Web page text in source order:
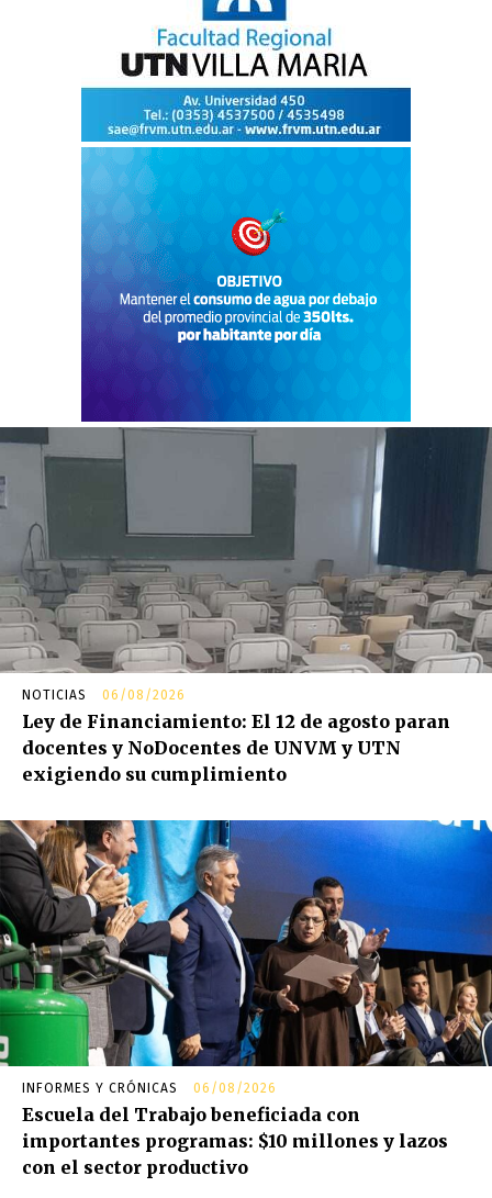
INFORMES Y CRÓNICAS 06/08/2026
Escuela del Trabajo beneficiada con
importantes programas: $10 millones y lazos
con el sector productivo
NOTICIAS 06/08/2026
Ley de Financiamiento: El 12 de agosto paran
docentes y NoDocentes de UNVM y UTN
exigiendo su cumplimiento